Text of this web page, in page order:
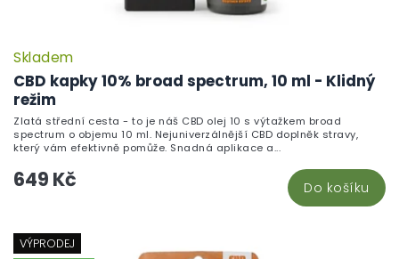
CBD kapky 10% broad spectrum, 10 ml - Klidný
režim
Skladem
649 Kč Do košíku
Zlatá střední cesta - to je náš CBD olej 10 s výtažkem broad
spectrum o objemu 10 ml. Nejuniverzálnější CBD doplněk stravy,
který vám efektivně pomůže. Snadná aplikace a...
VÝPRODEJ